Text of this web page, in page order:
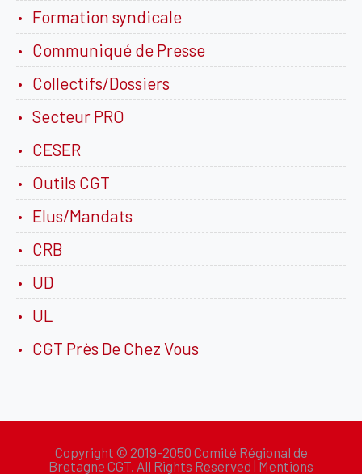
Formation syndicale
Communiqué de Presse
Collectifs/Dossiers
Secteur PRO
CESER
Outils CGT
Elus/Mandats
CRB
UD
UL
CGT Près De Chez Vous
Copyright © 2019-2050 Comité Régional de
Bretagne CGT. All Rights Reserved | Mentions